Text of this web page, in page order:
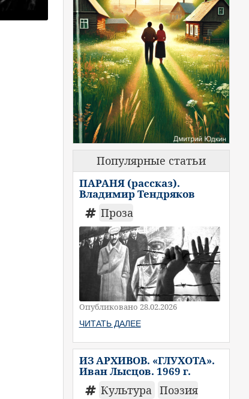
Популярные статьи
ПАРАНЯ (рассказ).
Владимир Тендряков
Проза
Опубликовано 28.02.2026
ЧИТАТЬ ДАЛЕЕ
ИЗ АРХИВОВ. «ГЛУХОТА».
Иван Лысцов. 1969 г.
Культура Поэзия